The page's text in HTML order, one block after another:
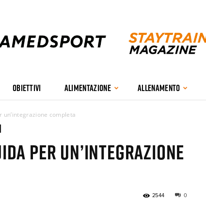
Stay
Trained
OBIETTIVI ALIMENTAZIONE ALLENAMENTO
un’integrazione completa
per un’integrazione
0
2544